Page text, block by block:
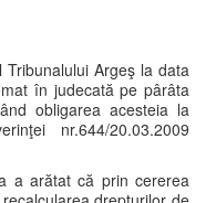
Argeş la data
în judecată pe pârâta
obligarea acesteia la
nr.644/20.03.2009
a arătat că prin cererea